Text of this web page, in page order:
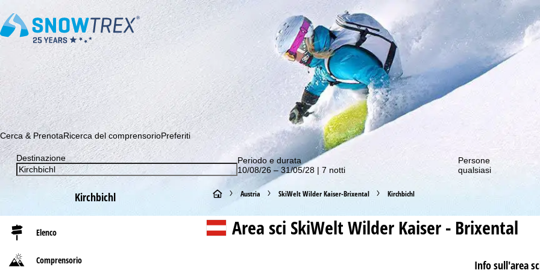
Abbonati alla nostra Newsletter e sii tra i primi a scoprire le nostre offerte migliori!
Cerca & PrenotaRicerca del comprensorioPreferiti
Destinazione
Periodo e durata
10/08/26 – 31/05/28 | 7 notti
Persone
qualsiasi
Kirchbichl
Elenco
Comprensorio
H
o
Austria SkiWelt Wilder Kaiser-Brixental Kirchbichl
Area sci SkiWelt Wilder Kaiser - Brixental
Info sull'area